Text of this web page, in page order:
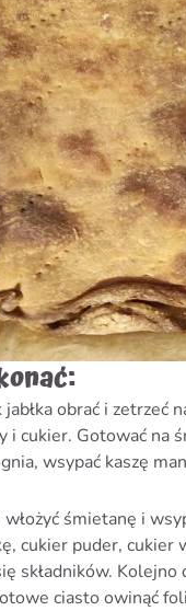
obrać i zetrzeć
i cukier. Gotować na
wsypać kaszę
włożyć śmietanę i
cukier puder,
składników.
ciasto owinąć